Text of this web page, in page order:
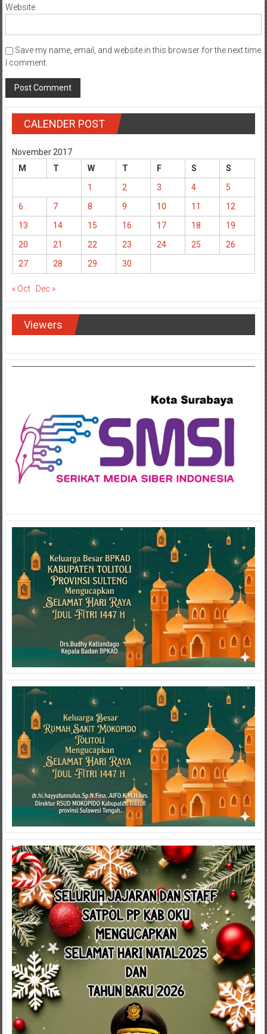
Website
Save my name, email, and website in this browser for the next time
I comment.
CALENDER POST
November 2017
M
T W T F S
S
1
2 3 4
5
6
7 8 9 10 11
12
13
14 15 16 17 18
19
20
21 22 23 24 25
26
27
28 29 30
« Oct Dec »
Viewers